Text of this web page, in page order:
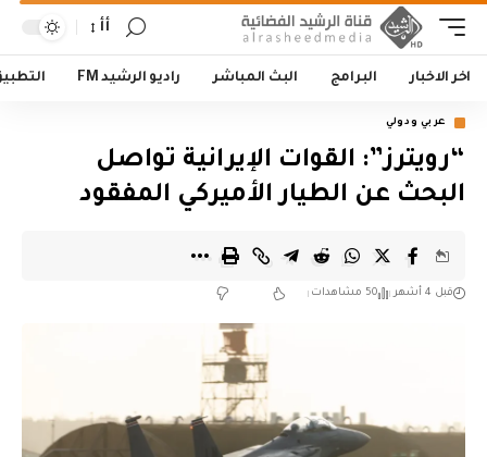
أأ
اخر الاخبار البرامج البث المباشر راديو الرشيد FM
عربي ودولي
“رويترز”: القوات الإيرانية تواصل
البحث عن الطيار الأميركي المفقود
قبل 4 أشهر 50 مشاهدات